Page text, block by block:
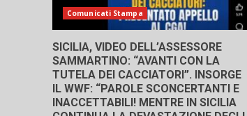
Comunicati Stampa
SICILIA, VIDEO DELL’ASSESSORE
SAMMARTINO: “AVANTI CON LA
TUTELA DEI CACCIATORI”. INSORGE
IL WWF: “PAROLE SCONCERTANTI E
INACCETTABILI! MENTRE IN SICILIA